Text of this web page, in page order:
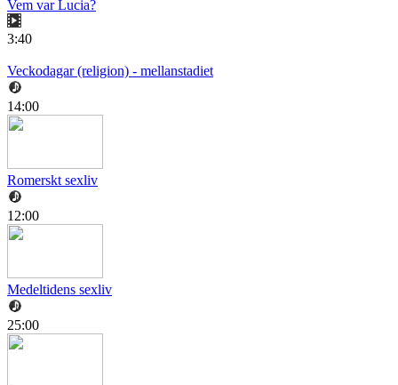
Vem var Lucia?
3:40
Veckodagar (religion) - mellanstadiet
14:00
Romerskt sexliv
12:00
Medeltidens sexliv
25:00